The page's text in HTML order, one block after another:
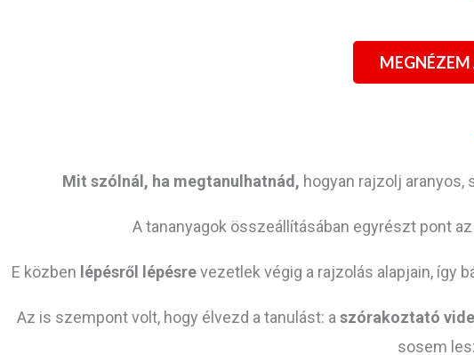
Mit szólnál, ha megtanulhatnád, hogyan rajzolj
A tananyagok összeállításában egyrészt pont
E közben lépésről lépésrevezetlek végig a rajzolás alapjain, így
Az is szempont volt, hogy élvezd a tanulást: a szórakoztató
sosem